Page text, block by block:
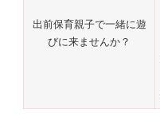
出前保育親子で一緒に遊
びに来ませんか？